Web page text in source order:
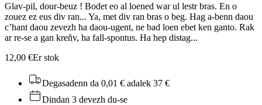
Glav-pil, dour-beuz ! Bodet eo al loened war ul lestr bras. En o
zouez ez eus div ran... Ya, met div ran bras o beg. Hag a-benn daou
c’hant daou zevezh ha daou-ugent, ne bad loen ebet ken ganto. Rak
ar re-se a gan kreñv, ha fall-spontus. Ha hep distag...
12,00 €Er stok
Degasadenn da 0,01 € adalek 37 €
Dindan 3 devezh du-se